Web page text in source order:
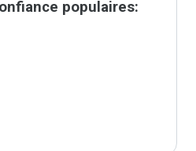
populaires: